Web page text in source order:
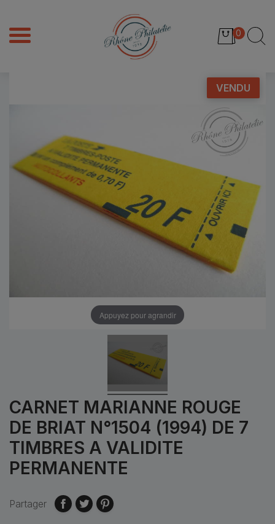
0
VENDU
Appuyez pour agrandir
CARNET MARIANNE ROUGE
DE BRIAT N°1504 (1994) DE 7
TIMBRES A VALIDITE
PERMANENTE
Partager